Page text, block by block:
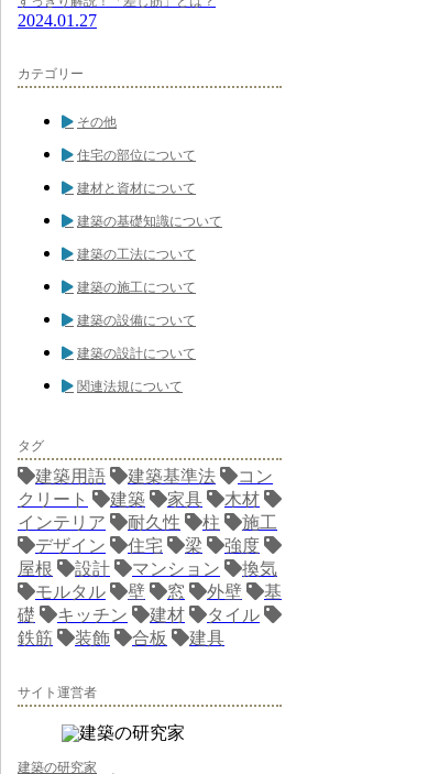
2024.01.27
カテゴリー
その他
住宅の部位について
建材と資材について
建築の基礎知識について
建築の工法について
建築の施工について
建築の設備について
建築の設計について
関連法規について
タグ
建築用語 建築基準法
コン
クリート
建築 家具
木材
インテリア
耐久性 柱
施工
デザイン
住宅 梁
強度
屋根
設計 マンション
換気
モルタル
壁 窓 外壁
基
礎
キッチン 建材
タイル
鉄筋
装飾 合板 建具
サイト運営者
建築の研究家